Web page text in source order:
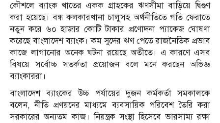
কৌশলে ব্যাংক খাতের একক গ্রাহকের ঋণসীমা বাড়িয়ে দ্বিগুণ
করা হয়েছে। বন্ধ কলকারখানা চালুসহ অর্থনীতিতে গতি ফেরাতে
নতুন করে ৬০ হাজার কোটি টাকার প্রণোদনা প্যাকেজ ঘোষণা
করেছে বাংলাদেশ ব্যাংক। কম সুদের ঋণ পেতে রাজনৈতিক প্রভাব
কাজে লাগানোর অনেক ঘটনা রয়েছে অতীতে। এ কারণে এসব
বিষয়ে সর্বোচ্চ সতর্কতা প্রয়োজন বলে মনে করছেন অভিজ্ঞ
ব্যাংকাররা।
বাংলাদেশ ব্যাংকের উচ্চ পর্যায়ের দুজন কর্মকর্তা সমকালকে
বলেন, নীতি প্রণয়নের মাধ্যমে ব্যবসায়িক পরিবেশ তৈরি করা
সরকারের অন্যতম কাজ। নিয়ন্ত্রক সংস্থা হিসেবে ভারসাম্য রক্ষা